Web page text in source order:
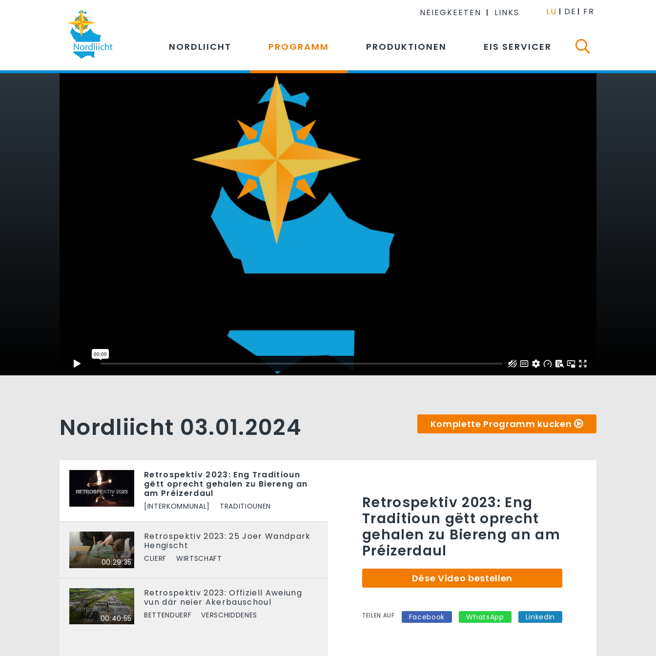
NEIEGKEETEN LINKS LU DE FR
NORDLIICHT PROGRAMM PRODUKTIONEN EIS SERVICER
Nordliicht 03.01.2024 Komplette Programm kucken
Retrospektiv 2023: Eng Traditioun
gëtt oprecht gehalen zu Biereng an
am Préizerdaul
[INTERKOMMUNAL] TRADITIOUNEN
00:29:35
Retrospektiv 2023: 25 Joer Wandpark
Hengischt
CLIERF WIRTSCHAFT
00:40:55
Retrospektiv 2023: Offiziell Aweiung
vun där neier Akerbauschoul
BETTENDUERF VERSCHIDDENES
Retrospektiv 2023: Eng
Traditioun gëtt oprecht
gehalen zu Biereng an am
Préizerdaul
Dëse Video bestellen
TEILEN AUF Facebook WhatsApp LinkedIn